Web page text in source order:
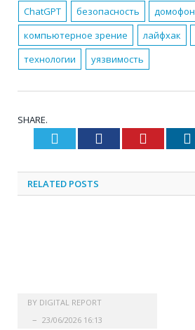
ChatGPT безопасность домофон
компьютерное зрение
лайфхак
технологии
уязвимость
SHARE.
Twitter Facebook Pinterest
RELATED POSTS
BY DIGITAL REPORT
23/06/2026 16:13